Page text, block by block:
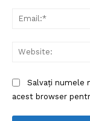
Salvați numele
acest browser